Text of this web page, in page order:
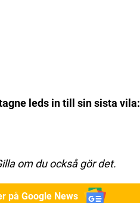
leds in till sin sista vila:
om du också gör det.
på Google News